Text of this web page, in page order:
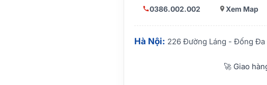
0386.002.002 Xem Map
Hà Nội: 226 Đường Láng - Đống Đa
🚀 Giao